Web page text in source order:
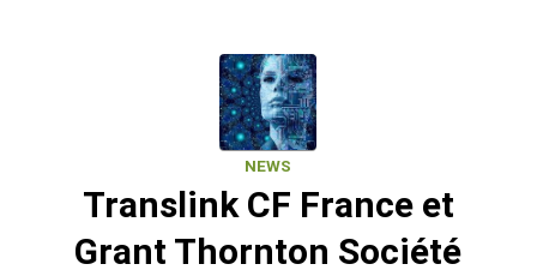
NEWS
Translink CF France et
Grant Thornton Société